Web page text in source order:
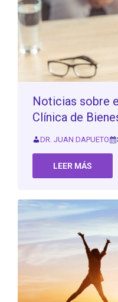
Noticias sobre
Clínica de
DR. JUAN DAPUETO
LEER MÁS